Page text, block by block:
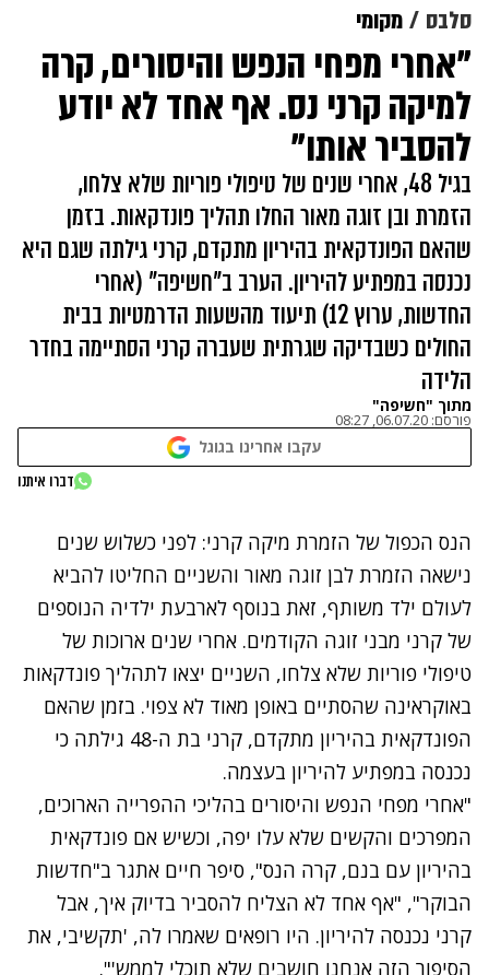
סלבס מקומי
"אחרי מפחי הנפש והיסורים, קרה
למיקה קרני נס. אף אחד לא יודע
להסביר אותו"
בגיל 48, אחרי שנים של טיפולי פוריות שלא צלחו,
הזמרת ובן זוגה מאור החלו תהליך פונדקאות. בזמן
שהאם הפונדקאית בהיריון מתקדם, קרני גילתה שגם היא
נכנסה במפתיע להיריון. הערב ב"חשיפה" (אחרי
החדשות, ערוץ 12) תיעוד מהשעות הדרמטיות בבית
החולים כשבדיקה שגרתית שעברה קרני הסתיימה בחדר
הלידה
מתוך "חשיפה"
פורסם: 06.07.20, 08:27
עקבו אחרינו בגוגל
נתקלנו בבעיה
דברו איתנו
הנס הכפול של הזמרת מיקה קרני: לפני כשלוש שנים
נישאה הזמרת לבן זוגה מאור והשניים החליטו להביא
לעולם ילד משותף, זאת בנוסף לארבעת ילדיה הנוספים
של קרני מבני זוגה הקודמים. אחרי שנים ארוכות של
טיפולי פוריות שלא צלחו, השניים יצאו לתהליך פונדקאות
באוקראינה שהסתיים באופן מאוד לא צפוי. בזמן שהאם
הפונדקאית בהיריון מתקדם, קרני בת ה-48 גילתה כי
נכנסה במפתיע להיריון בעצמה.
"אחרי מפחי הנפש והיסורים בהליכי ההפרייה הארוכים,
המפרכים והקשים שלא עלו יפה, וכשיש אם פונדקאית
בהיריון עם בנם, קרה הנס", סיפר חיים אתגר ב"חדשות
הבוקר", "אף אחד לא הצליח להסביר בדיוק איך, אבל
קרני נכנסה להיריון. היו רופאים שאמרו לה, 'תקשיבי, את
הסיפור הזה אנחנו חושבים שלא תוכלי לממש'".